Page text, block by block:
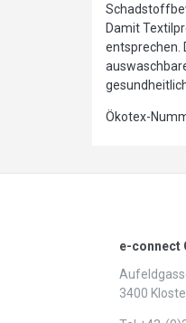
Damit
entsprechen.
Ökotex-
e-connect
3400